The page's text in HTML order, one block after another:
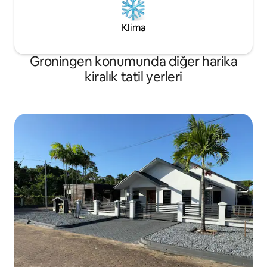
Klima
Groningen konumunda diğer harika
kiralık tatil yerleri